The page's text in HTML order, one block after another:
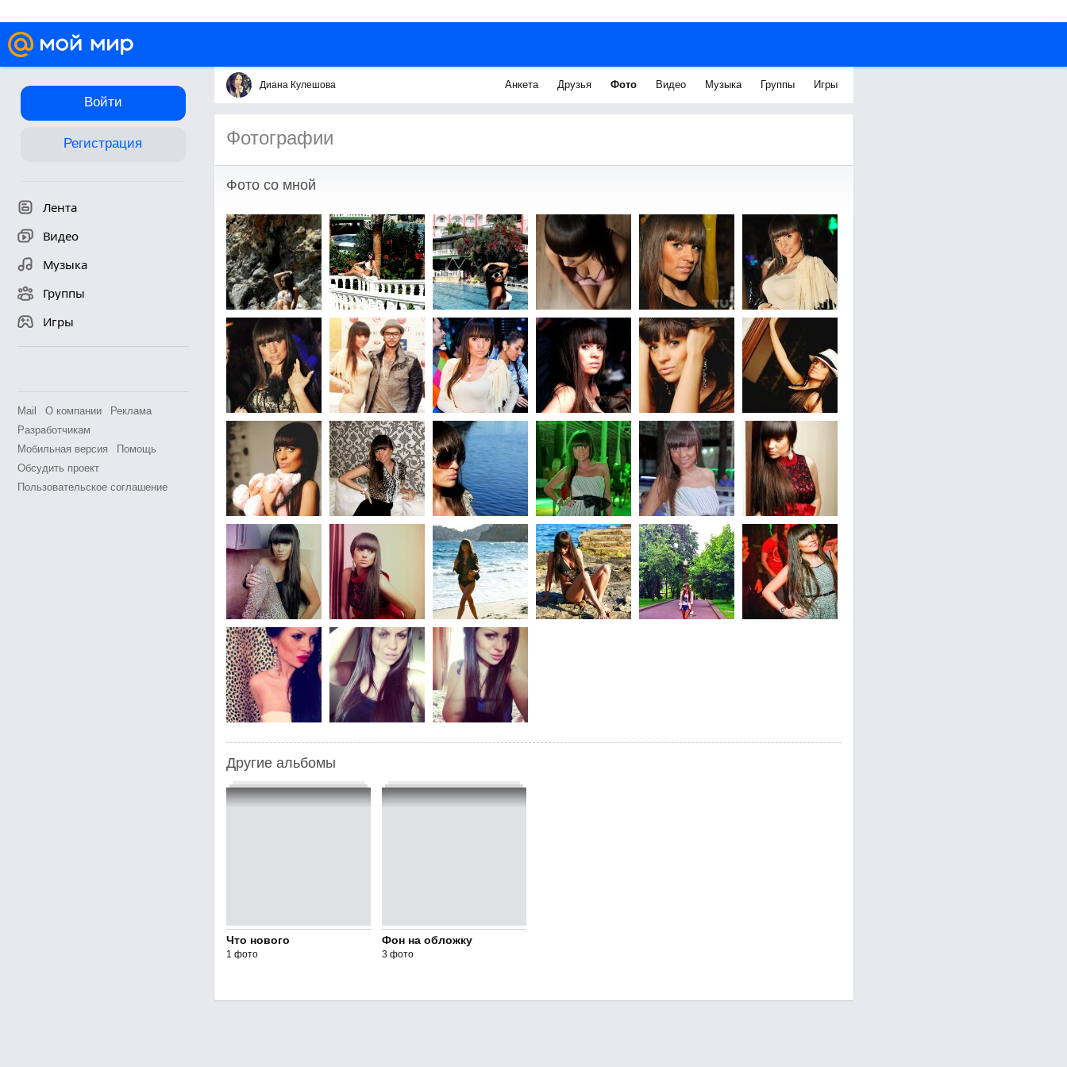
Войти
Регистрация
Лента
Видео
Музыка
Группы
Игры
Mail О компании
Реклама
Разработчикам
Мобильная версия
Помощь
Обсудить проект
Пользовательское соглашение
Диана Кулешова Анкета Друзья Фото Видео Музыка Группы Игры
Фотографии
Фото со мной
Другие альбомы
Что нового
1 фото
Фон на обложку
3 фото